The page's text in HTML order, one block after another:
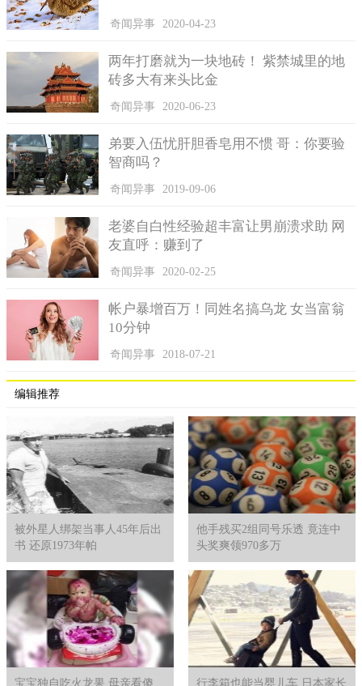
奇闻异事 2020-04-23
两年打磨就为一块地砖！ 紫禁城里的地
砖多大有来头比金
奇闻异事 2020-06-23
弟要入伍忧肝胆香皂用不惯 哥：你要验
智商吗？
奇闻异事 2019-09-06
老婆自白性经验超丰富让男崩溃求助 网
友直呼：赚到了
奇闻异事 2020-02-25
帐户暴增百万！同姓名搞乌龙 女当富翁
10分钟
奇闻异事 2018-07-21
编辑推荐
被外星人绑架当事人45年后出
书 还原1973年帕
他手残买2组同号乐透 竟连中
头奖爽领970多万
宝宝独自吃火龙果 母亲看傻 行李箱也能当婴儿车 日本家长